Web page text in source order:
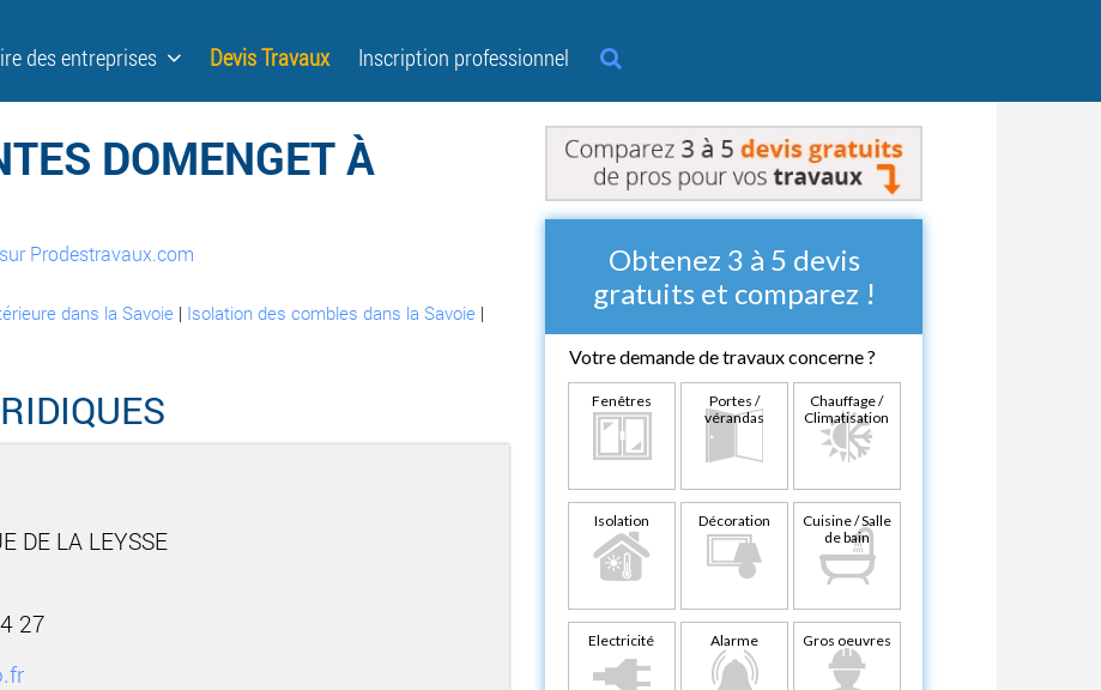
des entreprises Devis Travaux Inscription professionnel
DOMENGET À
Prodestravaux.com
dans la Savoie | Isolation des combles dans la Savoie |
DE LA LEYSSE
27
Obtenez 3 à 5 devis
gratuits et comparez !
Votre demande de travaux concerne ?
Fenêtres
Portes /
vérandas
Chauffage /
Climatisation
Isolation Décoration
Cuisine / Salle
de bain
Electricité Alarme Gros oeuvres